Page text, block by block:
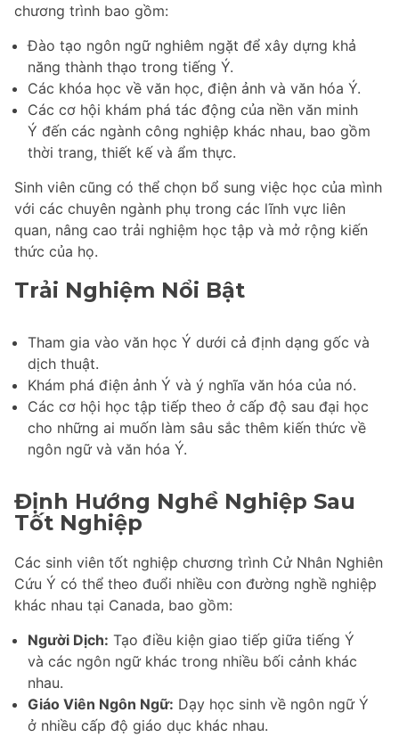
chương trình bao gồm:
Đào tạo ngôn ngữ nghiêm ngặt để xây dựng khả
năng thành thạo trong tiếng Ý.
Các khóa học về văn học, điện ảnh và văn hóa Ý.
Các cơ hội khám phá tác động của nền văn minh
Ý đến các ngành công nghiệp khác nhau, bao gồm
thời trang, thiết kế và ẩm thực.
Sinh viên cũng có thể chọn bổ sung việc học của mình
với các chuyên ngành phụ trong các lĩnh vực liên
quan, nâng cao trải nghiệm học tập và mở rộng kiến
thức của họ.
Trải Nghiệm Nổi Bật
Tham gia vào văn học Ý dưới cả định dạng gốc và
dịch thuật.
Khám phá điện ảnh Ý và ý nghĩa văn hóa của nó.
Các cơ hội học tập tiếp theo ở cấp độ sau đại học
cho những ai muốn làm sâu sắc thêm kiến thức về
ngôn ngữ và văn hóa Ý.
Định Hướng Nghề Nghiệp Sau
Tốt Nghiệp
Các sinh viên tốt nghiệp chương trình Cử Nhân Nghiên
Cứu Ý có thể theo đuổi nhiều con đường nghề nghiệp
khác nhau tại Canada, bao gồm:
Người Dịch: Tạo điều kiện giao tiếp giữa tiếng Ý
và các ngôn ngữ khác trong nhiều bối cảnh khác
nhau.
Giáo Viên Ngôn Ngữ: Dạy học sinh về ngôn ngữ Ý
ở nhiều cấp độ giáo dục khác nhau.